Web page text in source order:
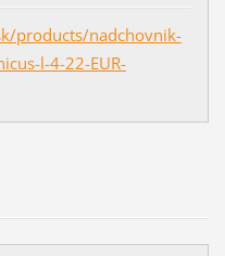
products/nadchovnik-
l-4-22-EUR-